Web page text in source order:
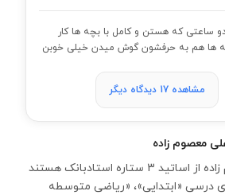
ساعتی که هستن و کامل با بچه ها کار
ها هم به حرفشون گوش میدن خیلی خوبن
مشاهده 17 دیدگاه دیگر
معصوم زاده
استاد معصوم زاده از اساتید 3 ستاره استادبانک هستند
درسی «ابتدایی»، «ریاضی متوسطه